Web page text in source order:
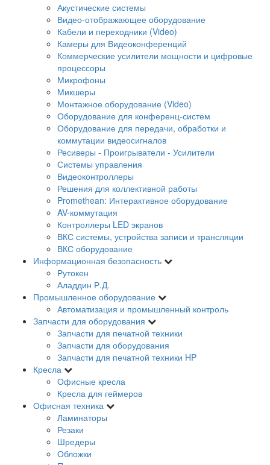
Акустические системы
Видео-отображающее оборудование
Кабели и переходники (Video)
Камеры для Видеоконференций
Коммерческие усилители мощности и цифровые
процессоры
Микрофоны
Микшеры
Монтажное оборудование (Video)
Оборудование для конференц-систем
Оборудование для передачи, обработки и
коммутации видеосигналов
Ресиверы - Проигрыватели - Усилители
Системы управления
Видеоконтроллеры
Решения для коллективной работы
Promethean: Интерактивное оборудование
AV-коммутация
Контроллеры LED экранов
ВКС системы, устройства записи и трансляции
ВКС оборудование
Информационная безопасность
Рутокен
Аладдин Р.Д.
Промышленное оборудование
Автоматизация и промышленный контроль
Запчасти для оборудования
Запчасти для печатной техники
Запчасти для оборудования
Запчасти для печатной техники HP
Кресла
Офисные кресла
Кресла для геймеров
Офисная техника
Ламинаторы
Резаки
Шредеры
Обложки